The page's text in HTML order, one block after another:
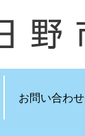
お問い合わせ